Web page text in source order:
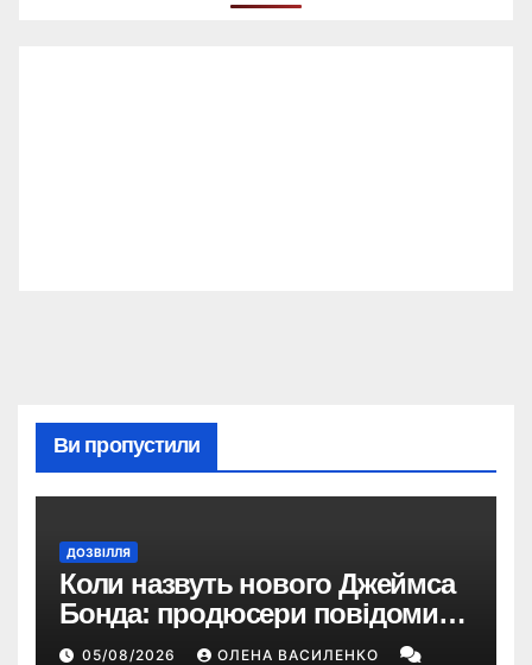
Ви пропустили
ДОЗВІЛЛЯ
Коли назвуть нового Джеймса
Бонда: продюсери повідомили
про терміни кастингу
05/08/2026 ОЛЕНА ВАСИЛЕНКО